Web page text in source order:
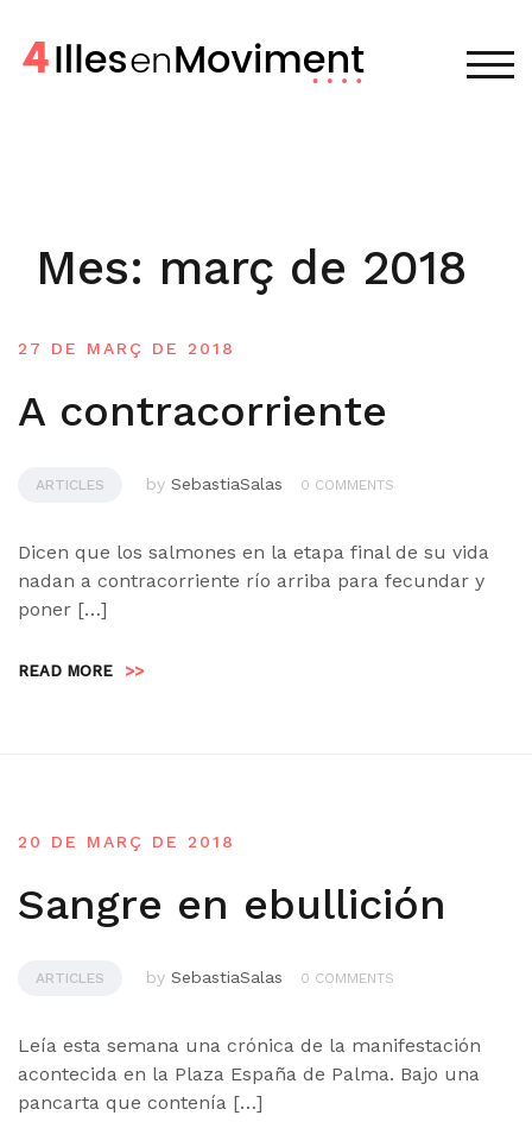
content
Mes: març de 2018
27 DE MARÇ DE 2018
A contracorriente
ARTICLES by SebastiaSalas 0 COMMENTS
Dicen que los salmones en la etapa final de su vida
nadan a contracorriente río arriba para fecundar y
poner […]
READ MORE >>
20 DE MARÇ DE 2018
Sangre en ebullición
ARTICLES by SebastiaSalas 0 COMMENTS
Leía esta semana una crónica de la manifestación
acontecida en la Plaza España de Palma. Bajo una
pancarta que contenía […]